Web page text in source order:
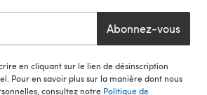
Abonnez-vous
en cliquant sur le lien de désinscription
Pour en savoir plus sur la manière dont nous
consultez notre Politique de